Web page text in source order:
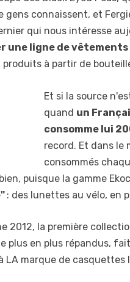
gens connaissent, et
qui nous intéresse
une ligne de
produits à partir de
Et si la source
quand un
consomme lui
record. Et dans le
consommés
puisque la gamme
: des lunettes au vélo, en
2012, la première
plus en plus répandus,
LA marque de casquettes